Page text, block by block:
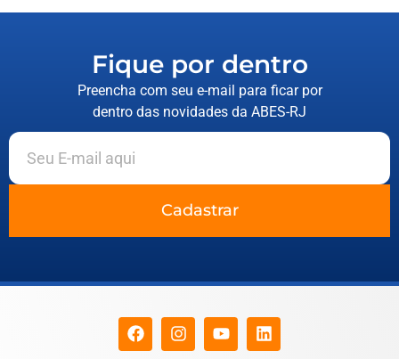
Fique por dentro
Preencha com seu e-mail para ficar por
dentro das novidades da ABES-RJ
Cadastrar